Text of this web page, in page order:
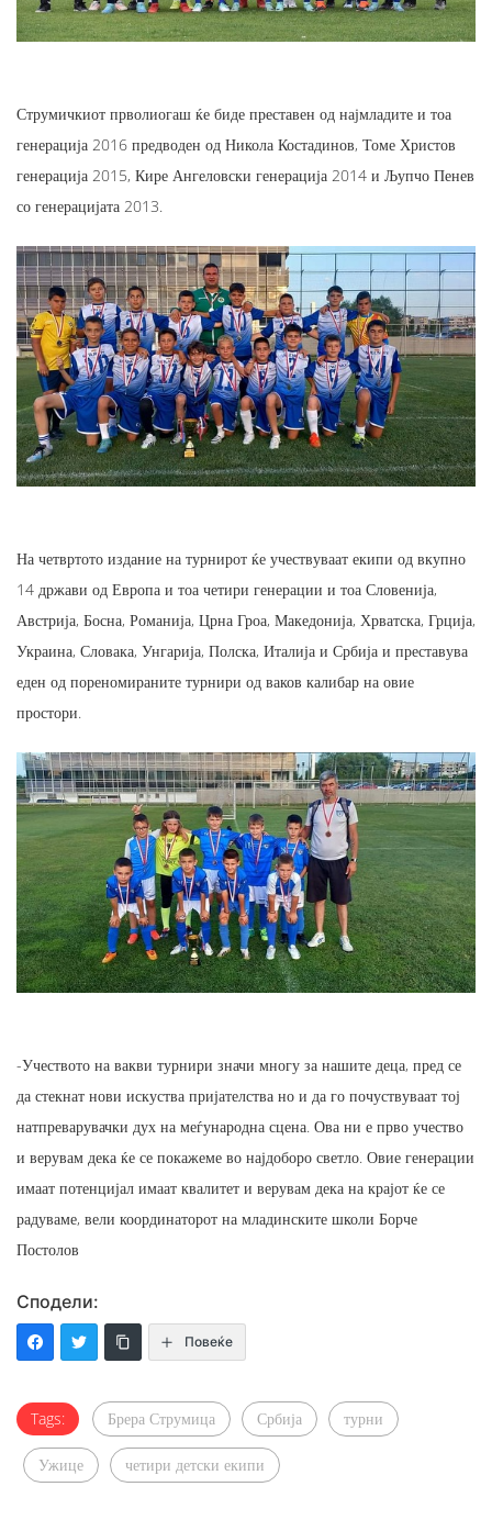
Струмичкиот прволиогаш ќе биде преставен од најмладите и тоа
генерација 2016 предводен од Никола Костадинов, Томе Христов
генерација 2015, Кире Ангеловски генерација 2014 и Љупчо Пенев
со генерацијата 2013.
На четвртото издание на турнирот ќе учествуваат екипи од вкупно
14 држави од Европа и тоа четири генерации и тоа Словенија,
Австрија, Босна, Романија, Црна Гроа, Македонија, Хрватска, Грција,
Украина, Словака, Унгарија, Полска, Италија и Србија и преставува
еден од пореномираните турнири од ваков калибар на овие
простори.
-Учеството на вакви турнири значи многу за нашите деца, пред се
да стекнат нови искуства пријателства но и да го почуствуваат тој
натпреварувачки дух на меѓународна сцена. Ова ни е прво учество
и верувам дека ќе се покажеме во најдоборо светло. Овие генерации
имаат потенцијал имаат квалитет и верувам дека на крајот ќе се
радуваме, вели координаторот на младинските школи Борче
Постолов
Сподели:
Повеќе
Tags: Брера Струмица Србија турни
Ужице четири детски екипи